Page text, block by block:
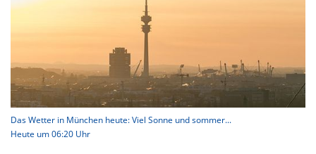
Das Wetter in München heute: Viel Sonne und sommer...
Heute um 06:20 Uhr